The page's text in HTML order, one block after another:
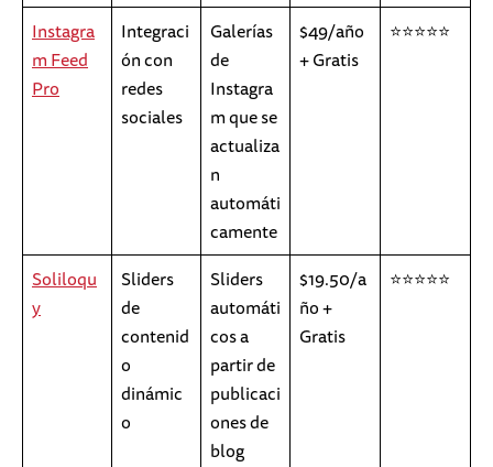
Instagra
m Feed
Pro
Integraci
ón con
redes
sociales
Galerías
de
Instagra
m que se
actualiza
n
automáti
camente
$49/año
+ Gratis
⭐⭐⭐⭐⭐
Soliloqu
y
Sliders
de
contenid
o
dinámic
o
Sliders
automáti
cos a
partir de
publicaci
ones de
blog
$19.50/a
ño +
Gratis
⭐⭐⭐⭐⭐